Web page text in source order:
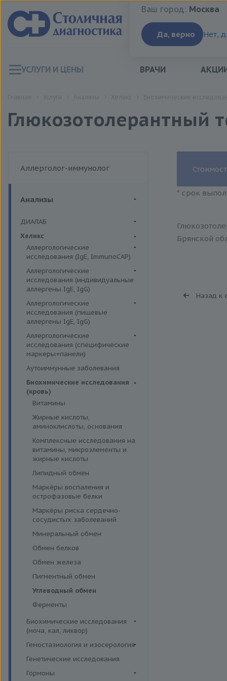
Ваш город:Москва
Ваш город: Москва
Да, верно Нет,
УСЛУГИ И ЦЕНЫ ВРАЧИ
Глюкозотолерантный
Аллерголог-иммунолог
Анализы
ДИАЛАБ
Биохимия крови
Хеликс
Аллергологические
исследования (IgE, ImmunoCAP)
Аллергены животных
Аллергены пыльцы
Бытовые аллергены
Пищевые аллегрены
Аллергологические
исследования (индивидуальные
аллергены IgE, IgG)
Аллергены гельминтов IgE
Аллергены деревьев IgE, IgG
Аллергены металлов IgE
Аллергены сорных трав IgE
Аллергены трав IgE
Бытовые аллергены IgE, IgG
Инсектные аллергены IgE
Лекарственные аллергены IgE,
IgG
Прочие аллергены IgE, IgG
Аллергологические
исследования (пищевые
аллергены IgE, IgG)
Пищевые аллегрены IgE
Пищевые аллегрены IgG
Аллергологические
исследования (специфические
маркеры+панели)
Неспецифические маркеры
аллергических реакций
Определение специфических
иммуноглобулинов класса G
иммуноглобулинов класса Е
Прогнозирование
эффективности АСИТ
Симптомные профили
Скрининговые исследования
Аутоиммунные заболевания
Биохимические исследования
(кровь)
Витамины
Жирные кислоты,
аминоклислоты, основания
Комплексные исследования на
витамины, микроэлементы и
жирные кислоты
Липидный обмен
Маркёры воспаления и
острофазовые белки
Маркёры риска сердечно-
сосудистых заболеваний
Минеральный обмен
Обмен белков
Обмен железа
Пигментный обмен
Углеводный обмен
Ферменты
Биохимические исследования
(моча, кал, ликвор)
Ликвор
Гемостазиология и изосерология
Гемостазиология
Иммуногематология
Генетические исследования
Гормоны
* срок
Брянской
Назад к